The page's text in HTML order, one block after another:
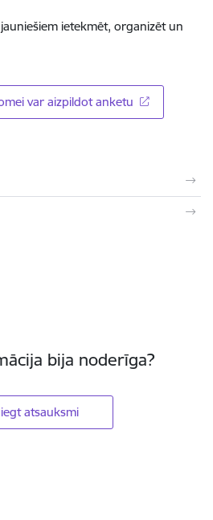
ietekmēt, organizēt un
var aizpildot anketu
bija noderīga?
atsauksmi